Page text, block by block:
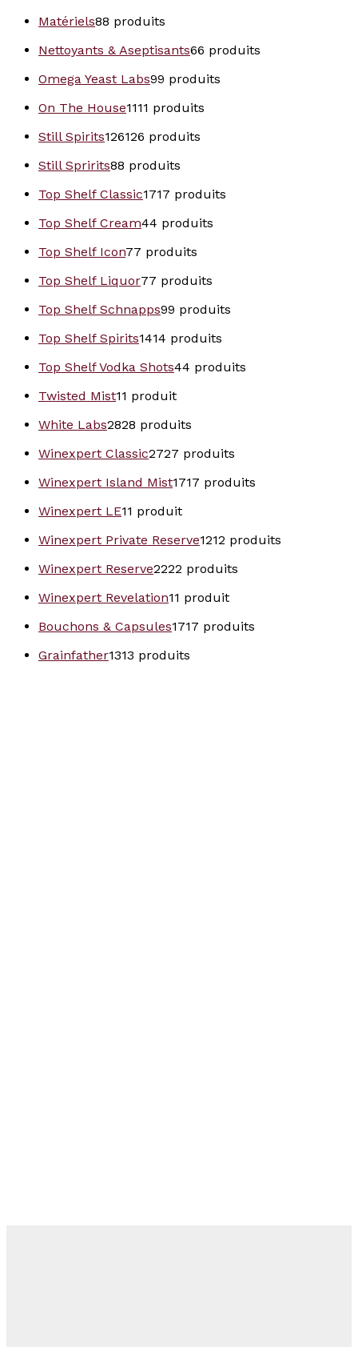
Matériels88 produits
Nettoyants & Aseptisants66 produits
Omega Yeast Labs99 produits
On The House1111 produits
Still Spirits126126 produits
Still Spririts88 produits
Top Shelf Classic1717 produits
Top Shelf Cream44 produits
Top Shelf Icon77 produits
Top Shelf Liquor77 produits
Top Shelf Schnapps99 produits
Top Shelf Spirits1414 produits
Top Shelf Vodka Shots44 produits
Twisted Mist11 produit
White Labs2828 produits
Winexpert Classic2727 produits
Winexpert Island Mist1717 produits
Winexpert LE11 produit
Winexpert Private Reserve1212 produits
Winexpert Reserve2222 produits
Winexpert Revelation11 produit
Bouchons & Capsules1717 produits
Grainfather1313 produits